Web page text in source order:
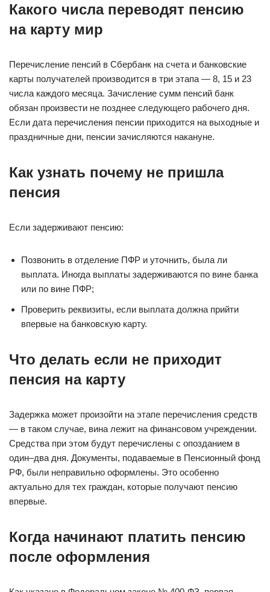
Какого числа переводят пенсию
на карту мир
Перечисление пенсий в Сбербанк на счета и банковские
карты получателей производится в три этапа — 8, 15 и 23
числа каждого месяца. Зачисление сумм пенсий банк
обязан произвести не позднее следующего рабочего дня.
Если дата перечисления пенсии приходится на выходные и
праздничные дни, пенсии зачисляются накануне.
Как узнать почему не пришла
пенсия
Если задерживают пенсию:
Позвонить в отделение ПФР и уточнить, была ли
выплата. Иногда выплаты задерживаются по вине банка
или по вине ПФР;
Проверить реквизиты, если выплата должна прийти
впервые на банковскую карту.
Что делать если не приходит
пенсия на карту
Задержка может произойти на этапе перечисления средств
— в таком случае, вина лежит на финансовом учреждении.
Средства при этом будут перечислены с опозданием в
один–два дня. Документы, подаваемые в Пенсионный фонд
РФ, были неправильно оформлены. Это особенно
актуально для тех граждан, которые получают пенсию
впервые.
Когда начинают платить пенсию
после оформления